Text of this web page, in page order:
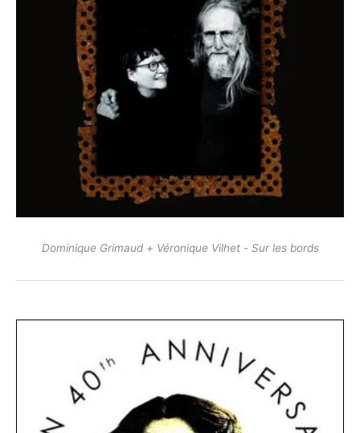
Dominique Grimaud + Véronique Vilhet - Sur les bords